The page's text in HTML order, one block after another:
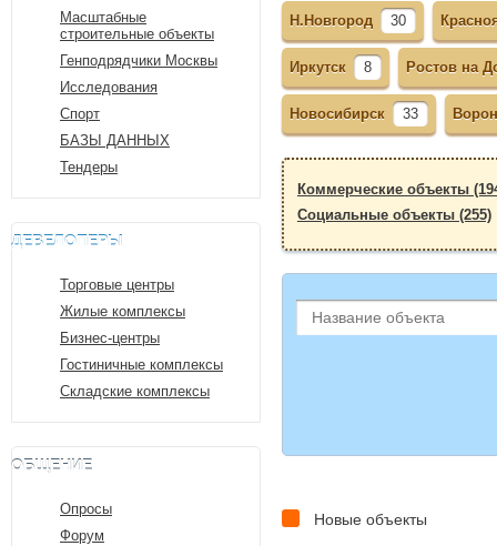
Масштабные
строительные объекты
Генподрядчики Москвы
Исследования
Спорт
БАЗЫ ДАННЫХ
Тендеры
ДЕВЕЛОПЕРЫ
Торговые центры
Жилые комплексы
Бизнес-центры
Гостиничные комплексы
Складские комплексы
ОБЩЕНИЕ
Опросы
Форум
Н.Новгород 30
Иркутск 8 Ростов на
Новосибирск 33
Коммерческие объекты
Социальные объекты (255)
Новые объекты